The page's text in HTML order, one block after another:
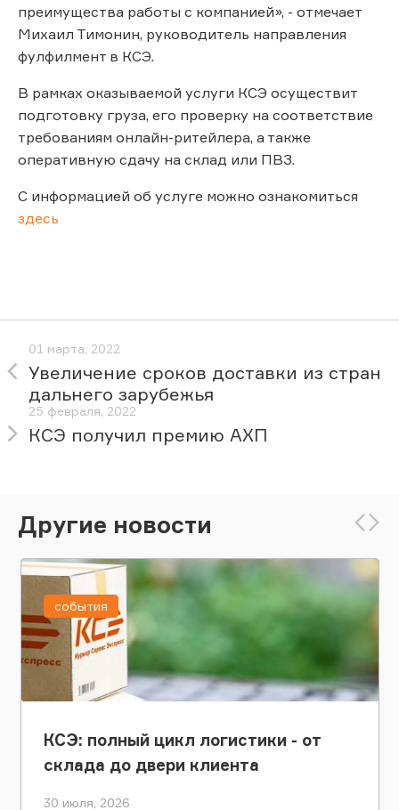
преимущества работы с компанией», - отмечает
Михаил Тимонин, руководитель направления
фулфилмент в КСЭ.
В рамках оказываемой услуги КСЭ осуществит
подготовку груза, его проверку на соответствие
требованиям онлайн-ритейлера, а также
оперативную сдачу на склад или ПВЗ.
С информацией об услуге можно ознакомиться
здесь
01 марта, 2022
Увеличение сроков доставки из стран
дальнего зарубежья
25 февраля, 2022
КСЭ получил премию АХП
Другие новости
КСЭ: полный цикл логистики - от
склада до двери клиента
30 июля, 2026
события